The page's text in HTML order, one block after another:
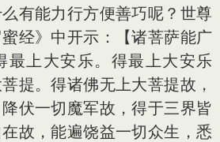
能力行方便善巧呢？世尊
经》中开示：【诸菩萨能广
最上大安乐。得最上大安乐
提。得诸佛无上大菩提故，
伏一切魔军故，得于三界皆
故，能遍饶益一切众生，悉